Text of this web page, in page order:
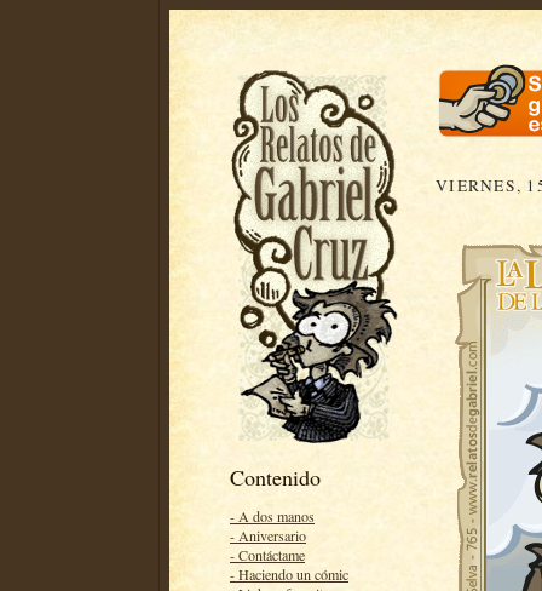
Contenido
- A dos manos
- Aniversario
- Contáctame
- Haciendo un cómic
VIERNES,